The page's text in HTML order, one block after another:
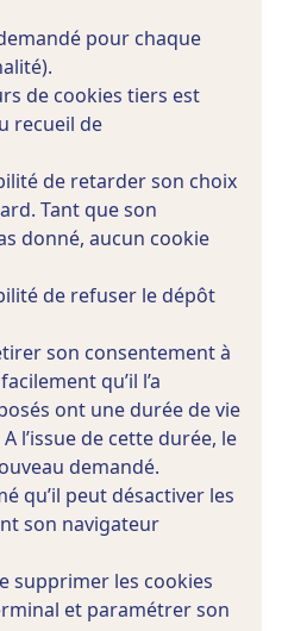
pour chaque
de cookies tiers est
recueil de
de retarder son choix
Tant que son
donné, aucun cookie
de refuser le dépôt
son consentement à
qu’il l’a
ont une durée de vie
l’issue de cette durée, le
demandé.
qu’il peut désactiver les
son navigateur
supprimer les cookies
et paramétrer son